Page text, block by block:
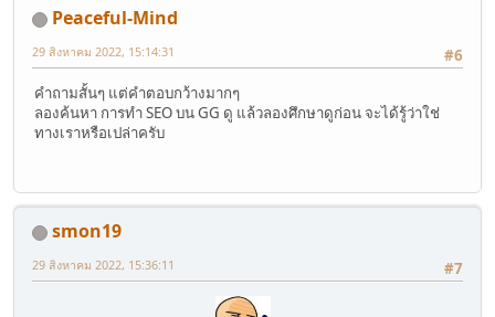
Peaceful-Mind
#6
29 สิงหาคม 2022, 15:14:31
คำถามสั้นๆ แต่คำตอบกว้างมากๆ
ลองค้นหา การทำ SEO บน GG ดู แล้วลองศึกษาดูก่อน จะได้รู้ว่าใช่
ทางเราหรือเปล่าครับ
smon19
#7
29 สิงหาคม 2022, 15:36:11